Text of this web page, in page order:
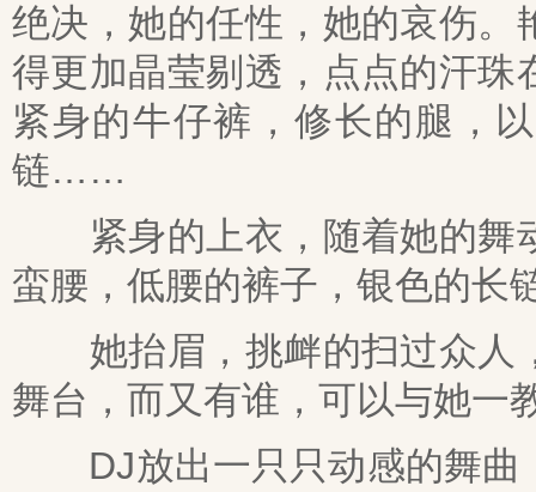
绝决，她的任性，她的哀伤
得更加晶莹剔透，点点的汗
紧身的牛仔裤，修长的腿，
链……
紧身的上衣，随着她的舞
蛮腰，低腰的裤子，银色的长
她抬眉，挑衅的扫过众人
舞台，而又有谁，可以与她一
DJ放出一只只动感的舞曲